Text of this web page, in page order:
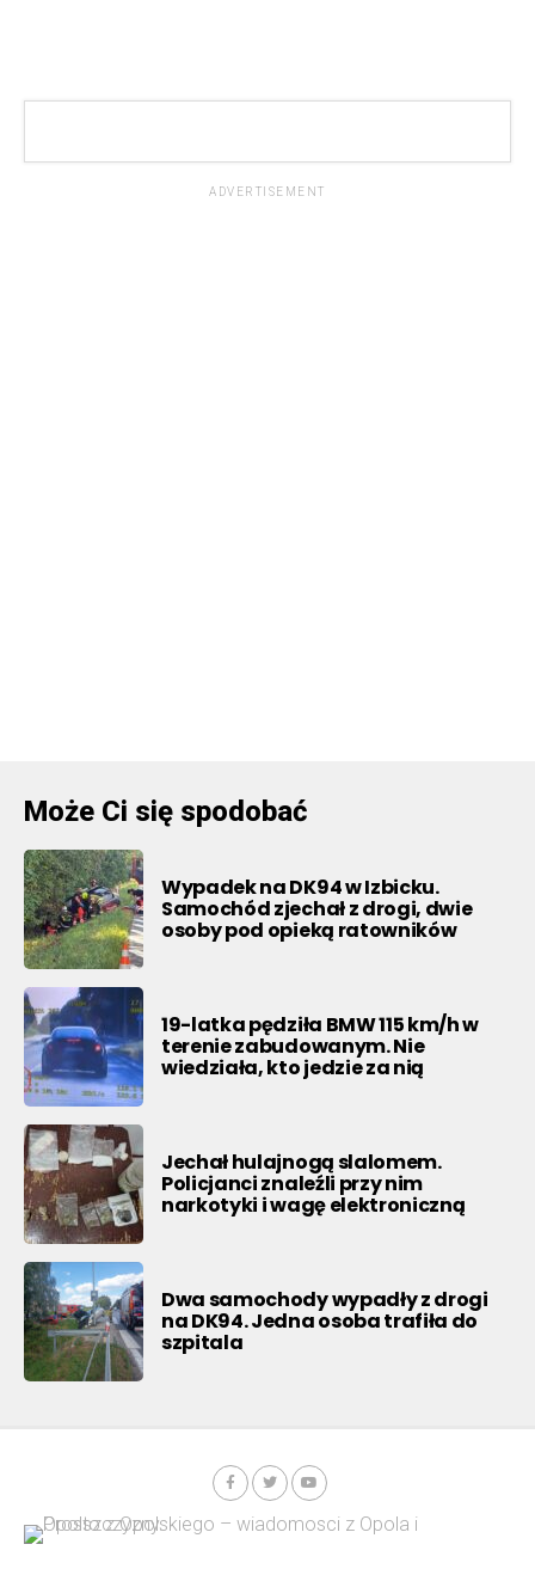
ADVERTISEMENT
Może Ci się spodobać
Wypadek na DK94 w Izbicku.
Samochód zjechał z drogi, dwie
osoby pod opieką ratowników
19-latka pędziła BMW 115 km/h w
terenie zabudowanym. Nie
wiedziała, kto jedzie za nią
Jechał hulajnogą slalomem.
Policjanci znaleźli przy nim
narkotyki i wagę elektroniczną
Dwa samochody wypadły z drogi
na DK94. Jedna osoba trafiła do
szpitala